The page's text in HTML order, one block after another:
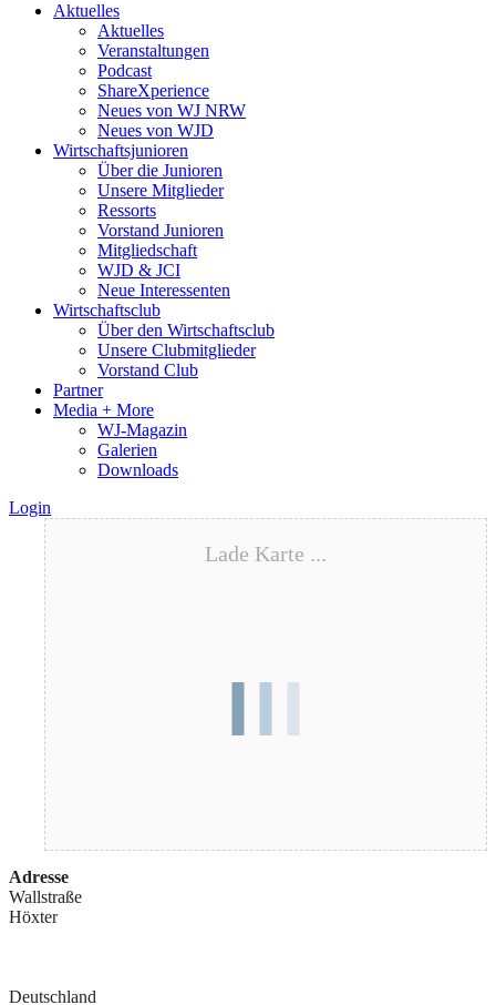
Aktuelles
Aktuelles
Veranstaltungen
Podcast
ShareXperience
Neues von WJ NRW
Neues von WJD
Wirtschaftsjunioren
Über die Junioren
Unsere Mitglieder
Ressorts
Vorstand Junioren
Mitgliedschaft
WJD & JCI
Neue Interessenten
Wirtschaftsclub
Über den Wirtschaftsclub
Unsere Clubmitglieder
Vorstand Club
Partner
Media + More
WJ-Magazin
Galerien
Downloads
Login
Lade Karte ...
Adresse
Wallstraße
Höxter
Deutschland